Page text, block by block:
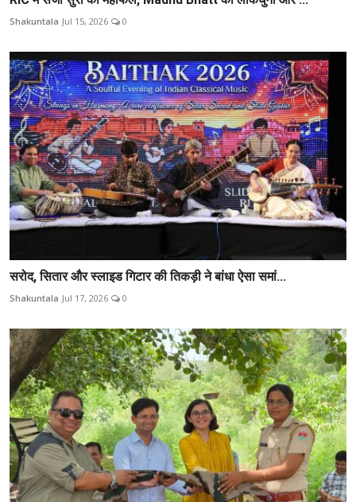
Shakuntala Jul 15, 2026 0
सरोद, सितार और स्लाइड गिटार की तिकड़ी ने बांधा ऐसा समां...
Shakuntala Jul 17, 2026 0